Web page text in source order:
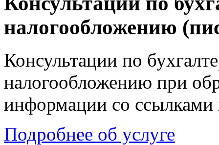
налогообложению
Консультации по
налогообложению при
информации со
Подробнее об услуге